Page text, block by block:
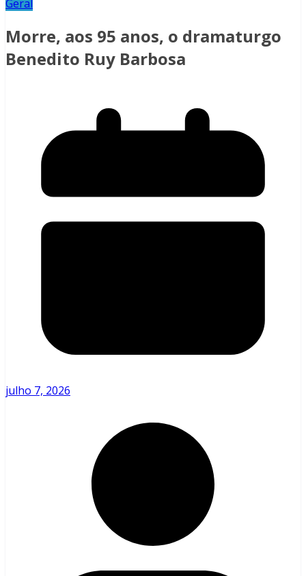
Geral
Morre, aos 95 anos, o dramaturgo
Benedito Ruy Barbosa
julho 7, 2026